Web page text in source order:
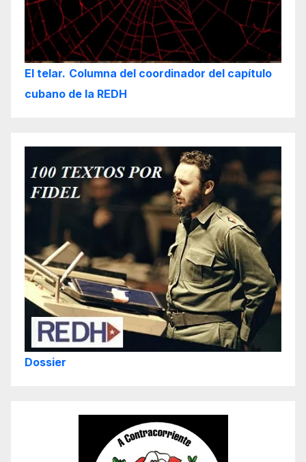
El telar. Columna del coordinador del capítulo
cubano de la REDH
Dossier